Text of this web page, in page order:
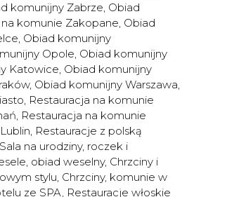
komunijny Zabrze, Obiad
na komunie Zakopane, Obiad
, Obiad komunijny
Opole, Obiad komunijny
Katowice, Obiad komunijny
, Obiad komunijny Warszawa,
, Restauracja na komunie
, Restauracja na komunie
, Restauracje z polską
Sala na urodziny, roczek i
obiad weselny, Chrzciny i
stylu, Chrzciny, komunie w
ze SPA, Restauracje włoskie